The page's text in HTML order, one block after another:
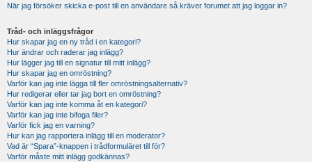
När jag försöker skicka e-post till en användare så kräver forumet att jag loggar in?
Tråd- och inläggsfrågor
Hur skapar jag en ny tråd i en kategori?
Hur ändrar och raderar jag inlägg?
Hur lägger jag till en signatur till mitt inlägg?
Hur skapar jag en omröstning?
Varför kan jag inte lägga till fler omröstningsalternativ?
Hur redigerar eller tar jag bort en omröstning?
Varför kan jag inte komma åt en kategori?
Varför kan jag inte bifoga filer?
Varför fick jag en varning?
Hur kan jag rapportera inlägg till en moderator?
Vad är “Spara”-knappen i trådformuläret till för?
Varför måste mitt inlägg godkännas?